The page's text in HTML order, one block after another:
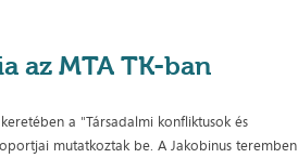
az MTA TK-ban
a "Társadalmi konfliktusok és
mutatkoztak be. A Jakobinus teremben